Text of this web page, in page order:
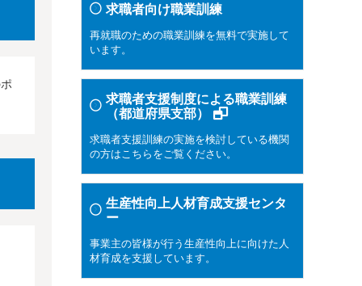
求職者向け職業訓練
再就職のための職業訓練を無料で実施して
います。
求職者支援制度による職業訓練
（都道府県支部）
求職者支援訓練の実施を検討している機関
の方はこちらをご覧ください。
生産性向上人材育成支援センタ
ー
事業主の皆様が行う生産性向上に向けた人
材育成を支援しています。